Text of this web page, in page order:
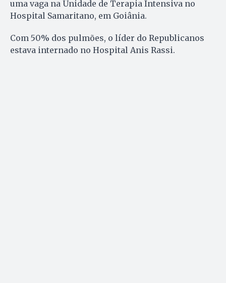
uma vaga na Unidade de Terapia Intensiva no
Hospital Samaritano, em Goiânia.
Com 50% dos pulmões, o líder do Republicanos
estava internado no Hospital Anis Rassi.